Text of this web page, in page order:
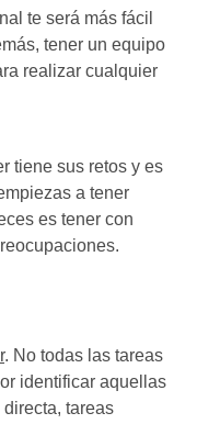
te será más fácil
tener un equipo
realizar cualquier
tiene sus retos y es
a tener
es tener con
. No todas las tareas
identificar aquellas
tareas